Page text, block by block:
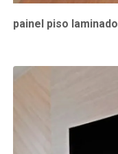
painel piso laminado